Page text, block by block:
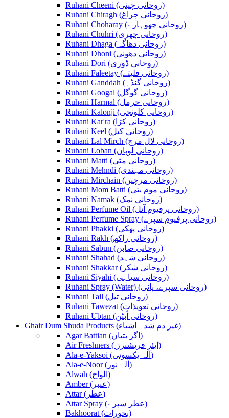
Ruhani Cheeni (روحانی چینی)
Ruhani Chiragh (روحانی چراغ)
Ruhani Choharay (روحانی چھوہارے)
Ruhani Chuhri (روحانی چھری)
Ruhani Dhaga (روحانی دھاگہ)
Ruhani Dhoni (روحانی دھونی)
Ruhani Dori (روحانی ڈوری)
Ruhani Faleetay (روحانی فلیتے)
Ruhani Ganddah (روحانی گنڈہ)
Ruhani Googal (روحانی گوگل)
Ruhani Harmal (روحانی حرمل)
Ruhani Kalonji (روحانی کلونجی)
Ruhani Kar'ra (روحانی کڑا)
Ruhani Keel (روحانی کیل)
Ruhani Lal Mirch (روحانی لال مرچ)
Ruhani Loban (روحانی لوبان)
Ruhani Matti (روحانی مٹی)
Ruhani Mehndi (روحانی مہندی)
Ruhani Mirchain (روحانی مرچیں)
Ruhani Mom Batti (روحانی موم بتی)
Ruhani Namak (روحانی نمک)
Ruhani Perfume Oil (روحانی پرفیوم آئل)
Ruhani Perfume Spray (روحانی پرفیوم سپرے)
Ruhani Phakki (روحانی پھکی)
Ruhani Rakh (روحانی راکھ)
Ruhani Sabun (روحانی صابن)
Ruhani Shahad (روحانی شہد)
Ruhani Shakkar (روحانی شکر)
Ruhani Siyahi (روحانی سیاہی)
Ruhani Spray (Water) (روحانی سپرے، پانی)
Ruhani Tail (روحانی تیل)
Ruhani Tawezat (روحانی تعویذات)
Ruhani Ubtan (روحانی اُبٹن)
Ghair Dum Shuda Products (غیر دم شدہ اشیاء)
Agar Battian (اگر بتیاں)
Air Freshners ( ایئر فریشنرز)
Ala-e-Yaksoi (آلہ یکسوئی)
Ala-e-Noor (آلہ نور)
Alwah (الواح)
Amber (عنبر)
Attar (عطر)
Attar Spray (عطر سپرے)
Bakhoorat (بخورات)